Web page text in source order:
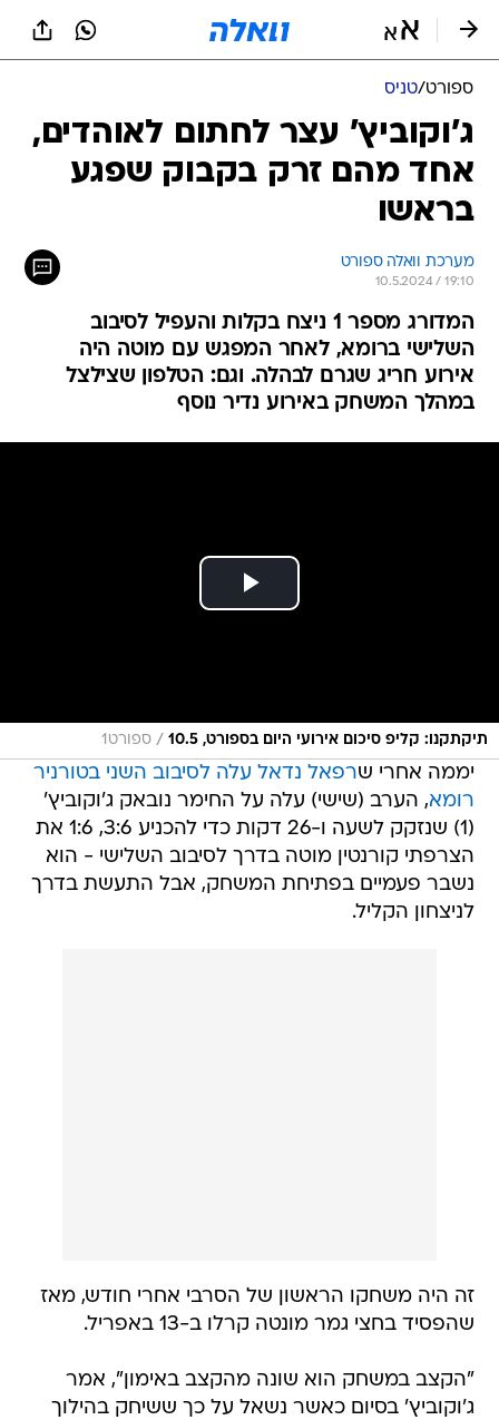
ספורט/טניס
ג'וקוביץ' עצר לחתום לאוהדים,
אחד מהם זרק בקבוק שפגע
בראשו
מערכת וואלה ספורט
10.5.2024 / 19:10
המדורג מספר 1 ניצח בקלות והעפיל לסיבוב
השלישי ברומא, לאחר המפגש עם מוטה היה
אירוע חריג שגרם לבהלה. וגם: הטלפון שצילצל
במהלך המשחק באירוע נדיר נוסף
תיקתקנו: קליפ סיכום אירועי היום בספורט, 10.5 / ספורט1
יממה אחרי שרפאל נדאל עלה לסיבוב השני בטורניר
רומא, הערב (שישי) עלה על החימר נובאק ג'וקוביץ'
(1) שנזקק לשעה ו-26 דקות כדי להכניע 3:6, 1:6 את
הצרפתי קורנטין מוטה בדרך לסיבוב השלישי - הוא
נשבר פעמיים בפתיחת המשחק, אבל התעשת בדרך
לניצחון הקליל.
זה היה משחקו הראשון של הסרבי אחרי חודש, מאז
שהפסיד בחצי גמר מונטה קרלו ב-13 באפריל.
"הקצב במשחק הוא שונה מהקצב באימון", אמר
ג'וקוביץ' בסיום כאשר נשאל על כך ששיחק בהילוך